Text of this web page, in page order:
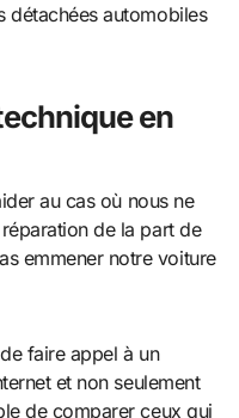
détachées automobiles
en
au cas où nous ne
de la part de
emmener notre voiture
faire appel à un
et non seulement
de comparer ceux qui